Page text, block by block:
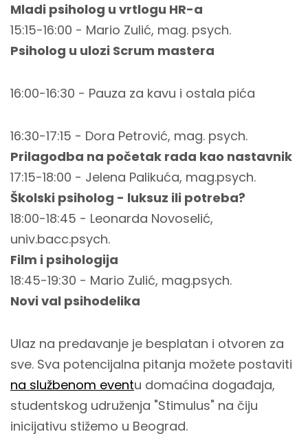
Mladi psiholog u vrtlogu HR-a
15:15-16:00 - Mario Zulić, mag. psych.
Psiholog u ulozi Scrum mastera
16:00-16:30 - Pauza za kavu i ostala pića
16:30-17:15 - Dora Petrović, mag. psych.
Prilagodba na početak rada kao nastavnik
17:15-18:00 - Jelena Palikuća, mag.psych.
Školski psiholog - luksuz ili potreba?
18:00-18:45 - Leonarda Novoselić,
univ.bacc.psych.
Film i psihologija
18:45-19:30 - Mario Zulić, mag.psych.
Novi val psihodelika
Ulaz na predavanje je besplatan i otvoren za
sve. Sva potencijalna pitanja možete postaviti
na službenom eventu domaćina događaja,
studentskog udruženja "Stimulus" na čiju
inicijativu stižemo u Beograd.